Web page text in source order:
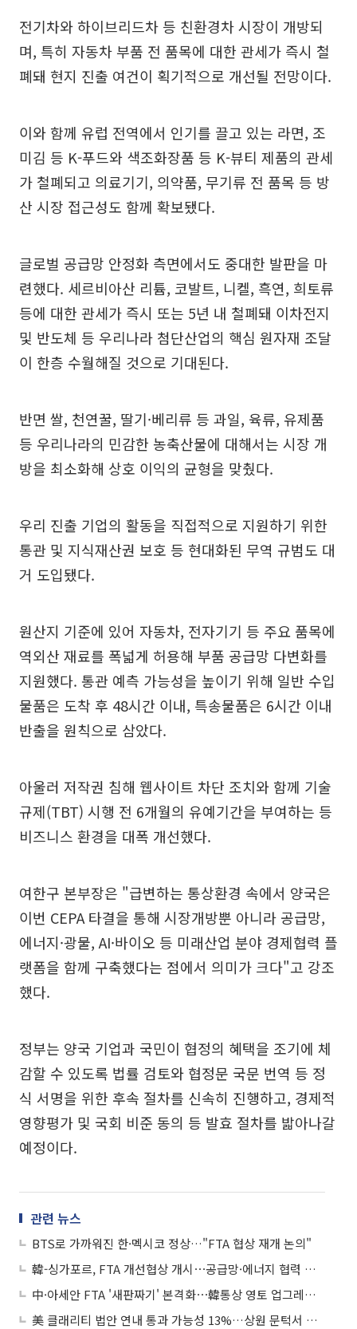
전기차와 하이브리드차 등 친환경차 시장이 개방되
며, 특히 자동차 부품 전 품목에 대한 관세가 즉시 철
폐돼 현지 진출 여건이 획기적으로 개선될 전망이다.
이와 함께 유럽 전역에서 인기를 끌고 있는 라면, 조
미김 등 K-푸드와 색조화장품 등 K-뷰티 제품의 관세
가 철폐되고 의료기기, 의약품, 무기류 전 품목 등 방
산 시장 접근성도 함께 확보됐다.
글로벌 공급망 안정화 측면에서도 중대한 발판을 마
련했다. 세르비아산 리튬, 코발트, 니켈, 흑연, 희토류
등에 대한 관세가 즉시 또는 5년 내 철폐돼 이차전지
및 반도체 등 우리나라 첨단산업의 핵심 원자재 조달
이 한층 수월해질 것으로 기대된다.
반면 쌀, 천연꿀, 딸기·베리류 등 과일, 육류, 유제품
등 우리나라의 민감한 농축산물에 대해서는 시장 개
방을 최소화해 상호 이익의 균형을 맞췄다.
우리 진출 기업의 활동을 직접적으로 지원하기 위한
통관 및 지식재산권 보호 등 현대화된 무역 규범도 대
거 도입됐다.
원산지 기준에 있어 자동차, 전자기기 등 주요 품목에
역외산 재료를 폭넓게 허용해 부품 공급망 다변화를
지원했다. 통관 예측 가능성을 높이기 위해 일반 수입
물품은 도착 후 48시간 이내, 특송물품은 6시간 이내
반출을 원칙으로 삼았다.
아울러 저작권 침해 웹사이트 차단 조치와 함께 기술
규제(TBT) 시행 전 6개월의 유예기간을 부여하는 등
비즈니스 환경을 대폭 개선했다.
여한구 본부장은 "급변하는 통상환경 속에서 양국은
이번 CEPA 타결을 통해 시장개방뿐 아니라 공급망,
에너지·광물, AI·바이오 등 미래산업 분야 경제협력 플
랫폼을 함께 구축했다는 점에서 의미가 크다"고 강조
했다.
정부는 양국 기업과 국민이 협정의 혜택을 조기에 체
감할 수 있도록 법률 검토와 협정문 국문 번역 등 정
식 서명을 위한 후속 절차를 신속히 진행하고, 경제적
영향평가 및 국회 비준 동의 등 발효 절차를 밟아나갈
예정이다.
관련 뉴스
BTS로 가까워진 한·멕시코 정상…"FTA 협상 재개 논의"
韓-싱가포르, FTA 개선협상 개시⋯공급망·에너지 협력 속도
中·아세안 FTA '새판짜기' 본격화⋯韓통상 영토 업그레이드
美 클래리티 법안 연내 통과 가능성 13%…상원 문턱서 제동